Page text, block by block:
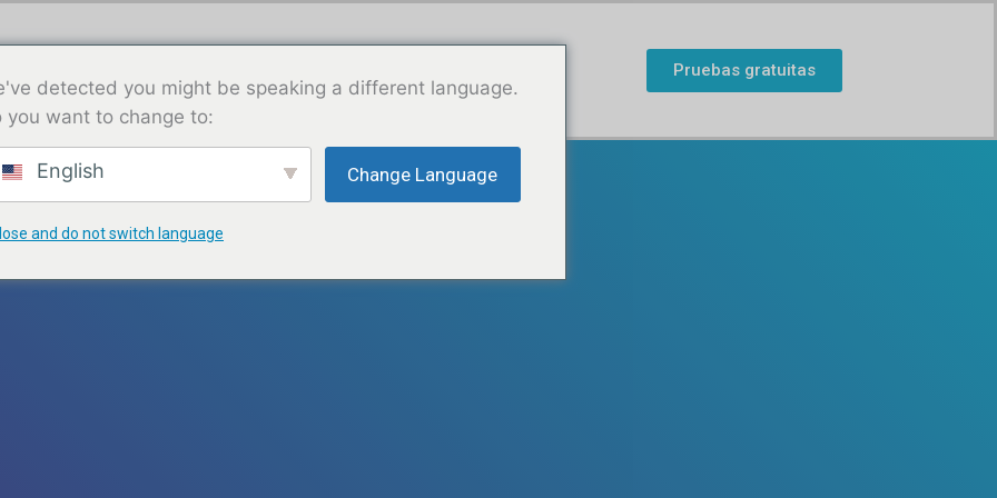
Pruebas gratuitas
detected you might be speaking a different language.
you want to change to:
English Change Language
and do not switch language